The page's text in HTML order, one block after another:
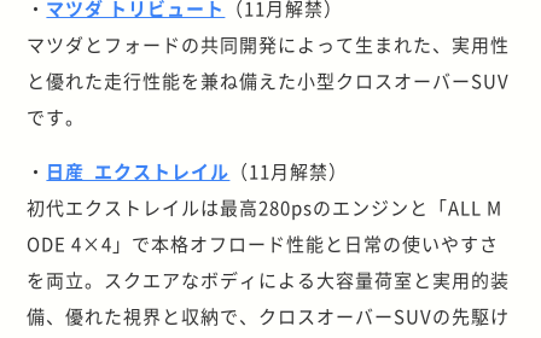
・ マツダ トリビュート
（11月解禁）
マツダとフォードの共同開発によって生まれた、実用性
と優れた走行性能を兼ね備えた小型クロスオーバーSUV
です。
・ 日産 エクストレイル （11月解禁）
初代エクストレイルは最高280psのエンジンと「ALL M
ODE 4×4 」で本格オフロード性能と日常の使いやすさ
を両立。スクエアなボディによる大容量荷室と実用的装
備、優れた視界と収納で、クロスオーバーSUVの先駆け